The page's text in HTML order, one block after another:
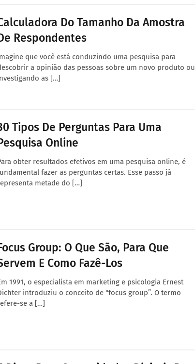
Do Tamanho Da Amostra
Respondentes
que você está conduzindo uma pesquisa para
a opinião das pessoas sobre um novo produto ou
as […]
Tipos De Perguntas Para Uma
Online
obter resultados efetivos em uma pesquisa online, é
fazer as perguntas certas. Esse passo já
metade do […]
Group: O Que São, Para Que
E Como Fazê-Los
1991, o especialista em marketing e psicologia Ernest
introduziu o conceito de “focus group”. O termo
se a […]